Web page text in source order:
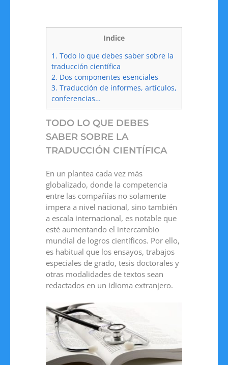
Indice
1. Todo lo que debes saber sobre la
traducción científica
2. Dos componentes esenciales
3. Traducción de informes, artículos,
conferencias…
TODO LO QUE DEBES
SABER SOBRE LA
TRADUCCIÓN CIENTÍFICA
En un plantea cada vez más
globalizado, donde la competencia
entre las compañías no solamente
impera a nivel nacional, sino también
a escala internacional, es notable que
esté aumentando el intercambio
mundial de logros científicos. Por ello,
es habitual que los ensayos, trabajos
especiales de grado, tesis doctorales y
otras modalidades de textos sean
redactados en un idioma extranjero.